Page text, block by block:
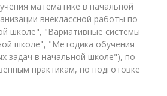
математике в начальной
внеклассной работы по
школе", "Вариативные системы
школе", "Методика обучения
задач в начальной школе"), по
практикам, по подготовке